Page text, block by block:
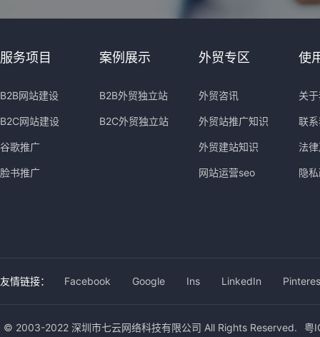
服务项目
B2B网站建设
B2C网站建设
谷歌推广
脸书推广
案例展示
B2B外贸独立站
B2C外贸独立站
外贸专区
外贸咨讯
外贸站推广知识
外贸建站知识
网站运营seo
使
关
联
法
隐
友情链接： Facebook Google Ins LinkedIn
© 2003-2022 深圳市七云网络科技有限公司 All Rights Reserved. 粤